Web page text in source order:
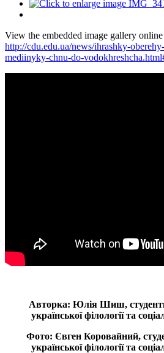
View the embedded image gallery online
http://cdu.edu.ua/news/ihrashky-
mediinyky-chnu-do-
Авторка: Юлія Шиш,
української філології та
Фото: Євген Коровайний,
української філології та